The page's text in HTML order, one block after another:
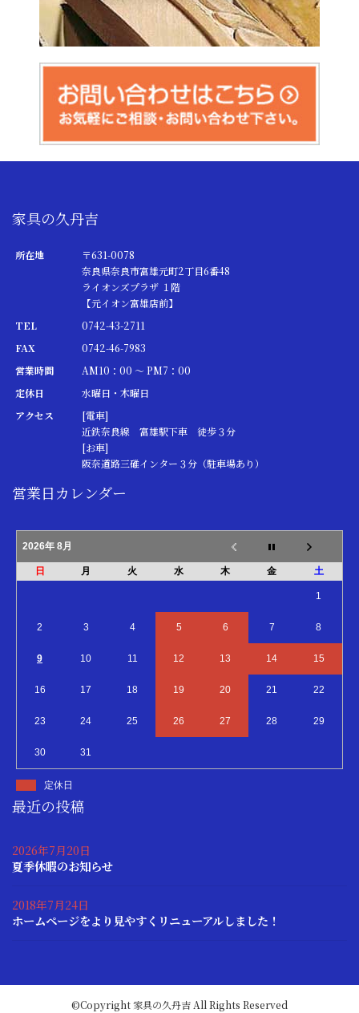
家具の久丹吉
所在地
〒631-0078
奈良県奈良市富雄元町2丁目6番48
ライオンズプラザ １階
【元イオン富雄店前】
TEL
0742-43-2711
FAX
0742-46-7983
営業時間
AM10：00 ～ PM7：00
定休日
水曜日・木曜日
アクセス
[電車]
近鉄奈良線 富雄駅下車 徒歩３分
[お車]
阪奈道路三碓インター３分（駐車場あり）
営業日カレンダー
2026年 8月
日 月 火 水 木 金 土
1
2 3 4 5 6 7 8
9 10 11 12 13 14 15
16 17 18 19 20 21 22
23 24 25 26 27 28 29
30 31
定休日
最近の投稿
2026年7月20日
夏季休暇のお知らせ
2018年7月24日
ホームページをより見やすくリニューアルしました！
©Copyright家具の久丹吉 All Rights Reserved